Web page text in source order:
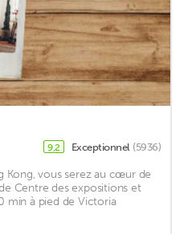
9,2 Exceptionnel (5936)
Kong, vous serez au cœur de
Centre des expositions et
min à pied de Victoria